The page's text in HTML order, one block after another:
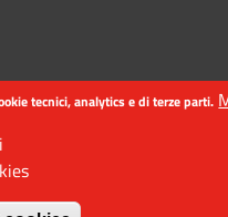
tecnici, analytics e di terze parti.